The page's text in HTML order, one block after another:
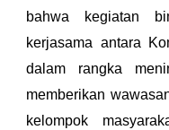
bahwa kegiatan
kerjasama antara
dalam rangka
memberikan
kelompok